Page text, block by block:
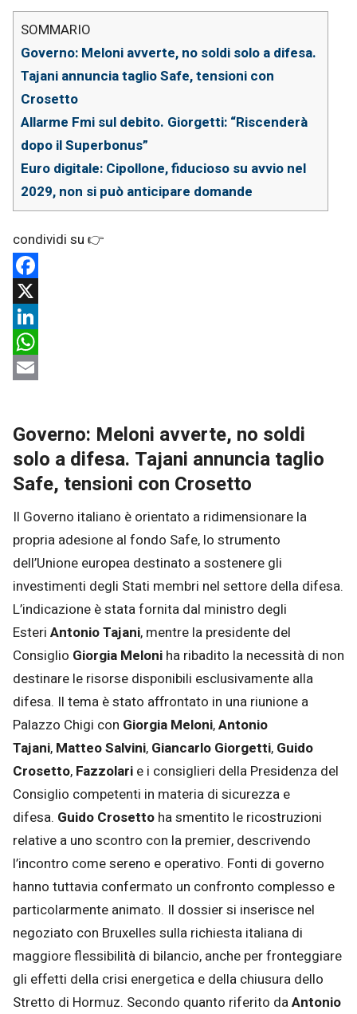
Facebook
X
LinkedIn
WhatsApp
Governo: Meloni avverte, no soldi
solo a difesa. Tajani annuncia taglio
Safe, tensioni con Crosetto
Il Governo italiano è orientato a ridimensionare la
propria adesione al fondo Safe, lo strumento
dell’Unione europea destinato a sostenere gli
investimenti degli Stati membri nel settore della difesa.
L’indicazione è stata fornita dal ministro degli
Esteri Antonio Tajani, mentre la presidente del
Consiglio Giorgia Meloni ha ribadito la necessità di non
destinare le risorse disponibili esclusivamente alla
difesa. Il tema è stato affrontato in una riunione a
Palazzo Chigi con Giorgia Meloni,Antonio
Tajani, Matteo Salvini, Giancarlo Giorgetti, Guido
Crosetto, Fazzolari e i consiglieri della Presidenza del
Consiglio competenti in materia di sicurezza e
difesa. Guido Crosetto ha smentito le ricostruzioni
relative a uno scontro con la premier, descrivendo
l’incontro come sereno e operativo. Fonti di governo
hanno tuttavia confermato un confronto complesso e
particolarmente animato. Il dossier si inserisce nel
negoziato con Bruxelles sulla richiesta italiana di
maggiore flessibilità di bilancio, anche per fronteggiare
gli effetti della crisi energetica e della chiusura dello
Stretto di Hormuz. Secondo quanto riferito daAntonio
Governo: Meloni avverte, no soldi solo a difesa.
Tajani annuncia taglio Safe, tensioni con
Crosetto
Allarme Fmi sul debito. Giorgetti: “Riscenderà
dopo il Superbonus”
Euro digitale: Cipollone, fiducioso su avvio nel
2029, non si può anticipare domande